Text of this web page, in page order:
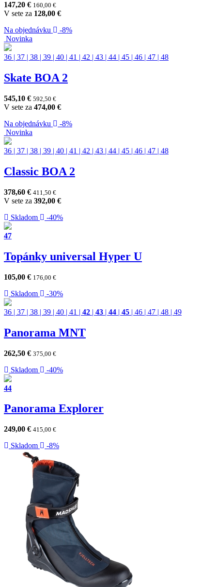
147,20 € 160,00 €
V sete za 128,00 €
Na objednávku
-8%
Novinka
36 | 37 | 38 | 39 | 40 | 41 | 42 | 43 | 44 | 45 | 46 | 47 | 48
Skate BOA 2
545,10 € 592,50 €
V sete za 474,00 €
Na objednávku
-8%
Novinka
36 | 37 | 38 | 39 | 40 | 41 | 42 | 43 | 44 | 45 | 46 | 47 | 48
Classic BOA 2
378,60 € 411,50 €
V sete za 392,00 €
Skladom
-40%
47
Topánky universal Hyper U
105,00 € 176,00 €
Skladom -30%
36 | 37 | 38 | 39 | 40 | 41 | 42 | 43 | 44 | 45 | 46 | 47 | 48 | 49
Panorama MNT
262,50 € 375,00 €
Skladom -40%
44
Panorama Explorer
249,00 € 415,00 €
Skladom -8%